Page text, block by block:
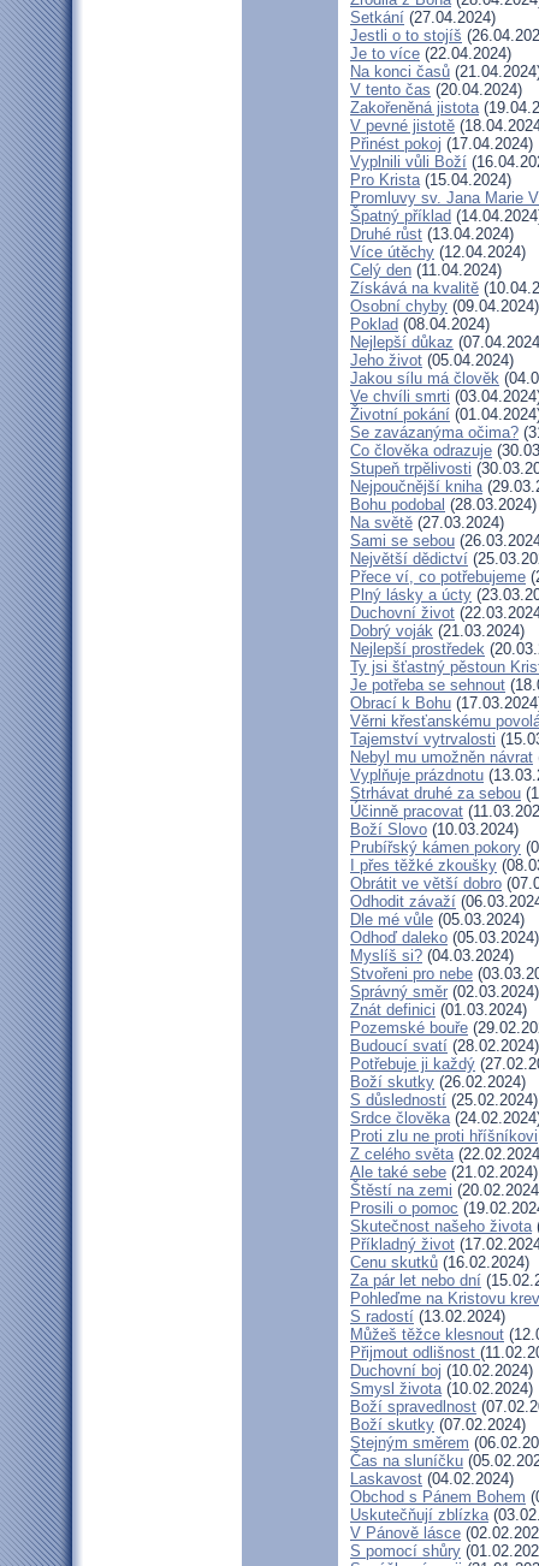
Setkání (27.04.2024)
Jestli o to stojíš
Je to více (22.04.2024)
Na konci časů
V tento čas (20.04.2024)
Zakořeněná jistota
V pevné jistotě
Přinést pokoj (17.04.2024)
Vyplnili vůli Boží
Pro Krista(15.04.2024)
Promluvy sv. Jana Marie
Špatný příklad
Druhé růst (13.04.2024)
Více útěchy (12.04.2024)
Celý den (11.04.2024)
Získává na kvalitě
Osobní chyby (09.04.2024)
Poklad (08.04.2024)
Nejlepší důkaz
Jeho život (05.04.2024)
Jakou sílu má člověk
Ve chvíli smrti
Životní pokání
Se zavázanýma očima?
Co člověka odrazuje
Stupeň trpělivosti
Nejpoučnější kniha
Bohu podobal (28.03.2024)
Na světě (27.03.2024)
Sami se sebou
Největší dědictví
Přece ví, co potřebujeme
Plný lásky a úcty
Duchovní život
Dobrý voják (21.03.2024)
Nejlepší prostředek
Ty jsi šťastný pěstoun
Je potřeba se sehnout
Obrací k Bohu
Věrni křesťanskému
Tajemství vytrvalosti
Nebyl mu umožněn návrat
Vyplňuje prázdnotu
Strhávat druhé za sebou
Účinně pracovat
Boží Slovo (10.03.2024)
Prubířský kámen pokory
I přes těžké zkoušky
Obrátit ve větší dobro
Odhodit závaží
Dle mé vůle (05.03.2024)
Odhoď daleko (05.03.2024)
Myslíš si? (04.03.2024)
Stvořeni pro nebe
Správný směr (02.03.2024)
Znát definici (01.03.2024)
Pozemské bouře
Budoucí svatí (28.02.2024)
Potřebuje ji každý
Boží skutky (26.02.2024)
S důsledností (25.02.2024)
Srdce člověka
Proti zlu ne proti hříšníkovi
Z celého světa
Ale také sebe (21.02.2024)
Štěstí na zemi
Prosili o pomoc
Skutečnost našeho života
Příkladný život
Cenu skutků (16.02.2024)
Za pár let nebo dní
Pohleďme na Kristovu krev
S radostí (13.02.2024)
Můžeš těžce klesnout
Přijmout odlišnost
Duchovní boj (10.02.2024)
Smysl života(10.02.2024)
Boží spravedlnost
Boží skutky (07.02.2024)
Stejným směrem
Čas na sluníčku
Laskavost (04.02.2024)
Obchod s Pánem Bohem
Uskutečňují zblízka
V Pánově lásce
S pomocí shůry